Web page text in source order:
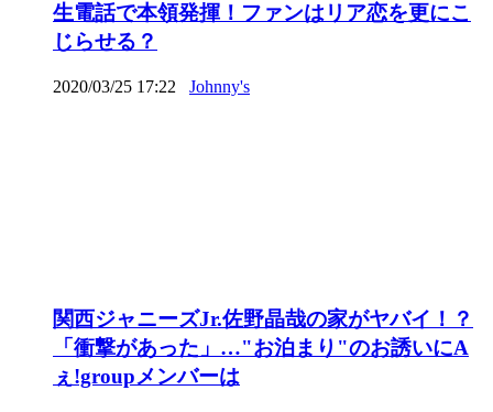
生電話で本領発揮！ファンはリア恋を更にこ
じらせる？
2020/03/25 17:22 Johnny's
関西ジャニーズJr.佐野晶哉の家がヤバイ！？
「衝撃があった」…"お泊まり"のお誘いにA
ぇ!groupメンバーは